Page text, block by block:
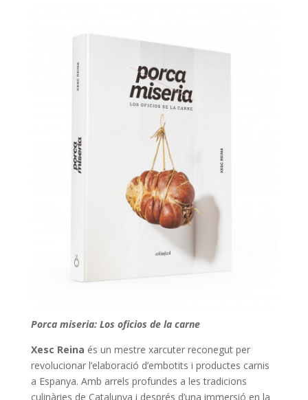
Porca miseria: Los oficios de la carne
Xesc Reina és un mestre xarcuter reconegut per
revolucionar l’elaboració d’embotits i productes carnis
a Espanya. Amb arrels profundes a les tradicions
culinàries de Catalunya i després d’una immersió en la